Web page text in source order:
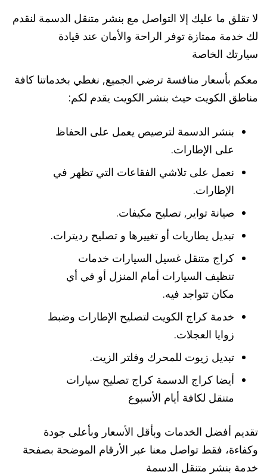
لا تقلق ما عليك إلا التواصل مع بنشر متنقل الدسمة لنقدم
لك خدمة ممتازة توفر الراحة والأمان عند قيادة
سيارتك الخاصة
معكم بأسعار منافسة ترضي الجميع, نغطي بخدماتنا كافة
مناطق الكويت حيث بنشر الكويت يقدم لكم:
بنشر الدسمة لترصيص يعمل على الحفاظ
على الإطارات.
نعمل على تلاشي الفقاعات التي تظهر في
الإطارات.
صيانة تواير, تصليح مكيفات.
تبديل يطاريات أو تغييرها و تصليح رديترات.
كراج متنقل غسيل السيارات خدمات
تنظيف السيارات أمام المنزل أو في أي
مكان تتواجد فيه.
خدمة كراج الكويت لتصليح الإطارات وضبط
زوايا العجلات.
تبديل زيوت للمحرك وفلتر الزيت.
أيضا كراج الدسمة كراج تصليح سيارات
متنقل لكافة أيام الأسبوع
تقديم أفضل الخدمات وبأقل الأسعار وبأعلى جودة
وكفاءة، فقط تواصل معنا عبر الأرقام الموضحة بصفحة
خدمة بنشر متنقل الدسمة